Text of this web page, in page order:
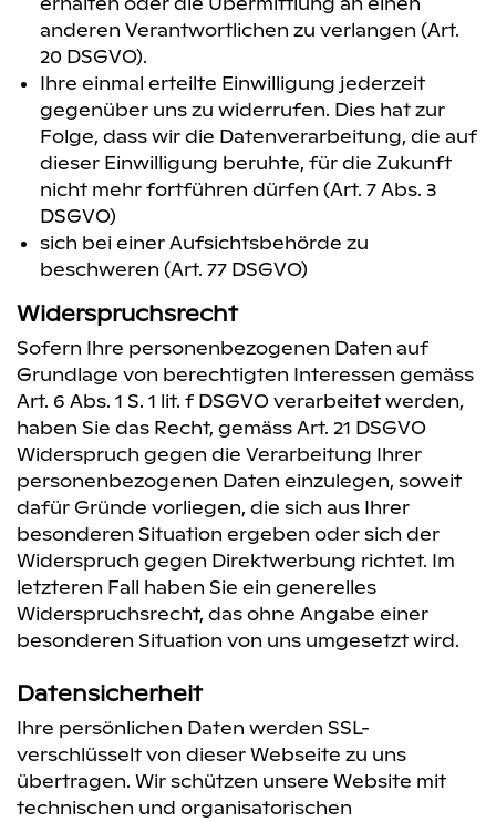
anderen Verantwortlichen zu verlangen (Art.
20 DSGVO).
Ihre einmal erteilte Einwilligung jederzeit
gegenüber uns zu widerrufen. Dies hat zur
Folge, dass wir die Datenverarbeitung, die auf
dieser Einwilligung beruhte, für die Zukunft
nicht mehr fortführen dürfen (Art. 7 Abs. 3
DSGVO)
sich bei einer Aufsichtsbehörde zu
beschweren (Art. 77 DSGVO)
Widerspruchsrecht
Sofern Ihre personenbezogenen Daten auf
Grundlage von berechtigten Interessen gemäss
Art. 6 Abs. 1 S. 1 lit. f DSGVO verarbeitet werden,
haben Sie das Recht, gemäss Art. 21 DSGVO
Widerspruch gegen die Verarbeitung Ihrer
personenbezogenen Daten einzulegen, soweit
dafür Gründe vorliegen, die sich aus Ihrer
besonderen Situation ergeben oder sich der
Widerspruch gegen Direktwerbung richtet. Im
letzteren Fall haben Sie ein generelles
Widerspruchsrecht, das ohne Angabe einer
besonderen Situation von uns umgesetzt wird.
Datensicherheit
Ihre persönlichen Daten werden SSL-
verschlüsselt von dieser Webseite zu uns
übertragen. Wir schützen unsere Website mit
technischen und organisatorischen